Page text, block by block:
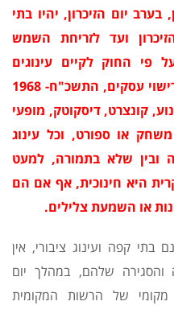
בערב יום הזיכרון, יהיו בתי
ועד לזריחת השמש
פי החוק לקיים עינוגים
ציבוריים. עינוג ציבורי לפי חוק רישוי עסקים, התשכ"ח- 1968
קונצרט, דיסקוטק, מופעי
או ספורט, וכל עינוג
ובין שלא בתמורה, למעט
היא חינוכית, אף אם הם
או השמעת צלילים.
קפה ועינוג ציבורי, אין
והסגירה שלהם, במהלך יום
מקומי של הרשות המקומית